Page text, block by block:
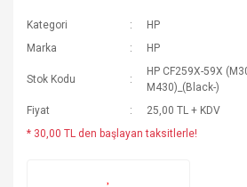
Kategori
HP
Marka
HP
Stok Kodu
HP CF259X-59X
M430)_(Black-)
Fiyat
25,00 TL + KDV
* 30,00 TL den başlayan taksitlerle!